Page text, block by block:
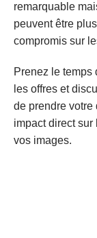
remarquable
peuvent être
compromis sur
Prenez le temps
les offres et
de prendre votre
impact direct
vos images.